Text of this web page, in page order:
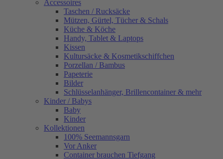
Accessoires
Taschen / Rucksäcke
Mützen, Gürtel, Tücher & Schals
Küche & Köche
Handy, Tablet & Laptops
Kissen
Kultursäcke & Kosmetikschiffchen
Porzellan / Bambus
Papeterie
Bilder
Schlüsselanhänger, Brillencontainer & mehr
Kinder / Babys
Baby
Kinder
Kollektionen
100% Seemannsgarn
Vor Anker
Container brauchen Tiefgang